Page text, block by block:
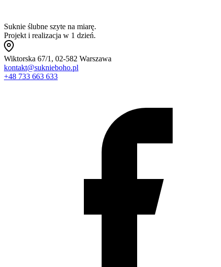
Suknie ślubne szyte na miarę.
Projekt i realizacja w 1 dzień.
Wiktorska 67/1, 02-582 Warszawa
kontakt@suknieboho.pl
+48 733 663 633